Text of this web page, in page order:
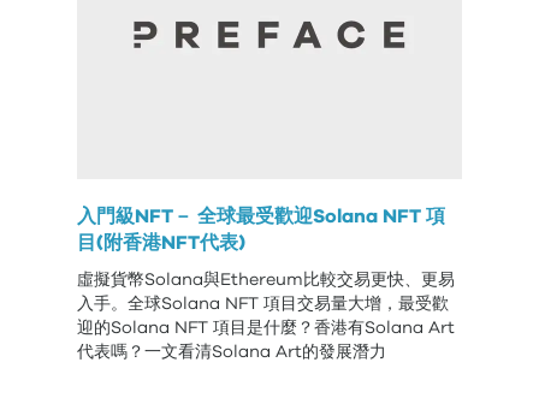
入門級NFT－ 全球最受歡迎Solana NFT 項
目(附香港NFT代表)
虛擬貨幣Solana與Ethereum比較交易更快、更易
入手。全球Solana NFT 項目交易量大增，最受歡
迎的Solana NFT 項目是什麼？香港有Solana Art
代表嗎？一文看清Solana Art的發展潛力